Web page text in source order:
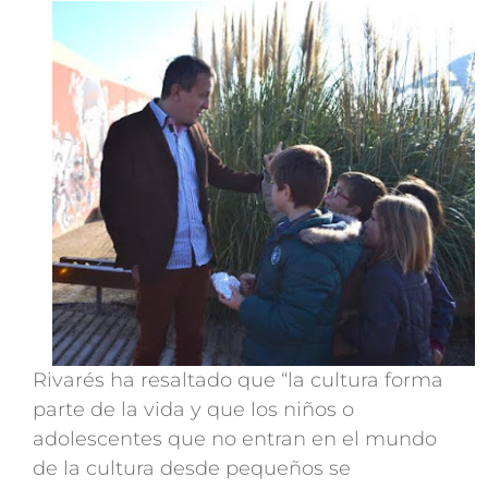
Rivarés ha resaltado que “la cultura forma
parte de la vida y que los niños o
adolescentes que no entran en el mundo
de la cultura desde pequeños se